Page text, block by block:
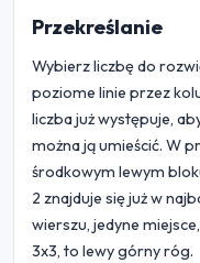
Przekreślanie
Wybierz liczbę do
poziome linie przez
liczba już występuje,
można ją umieścić. W
środkowym lewym
2 znajduje się już w
wierszu, jedyne
3x3, to lewy górny róg.